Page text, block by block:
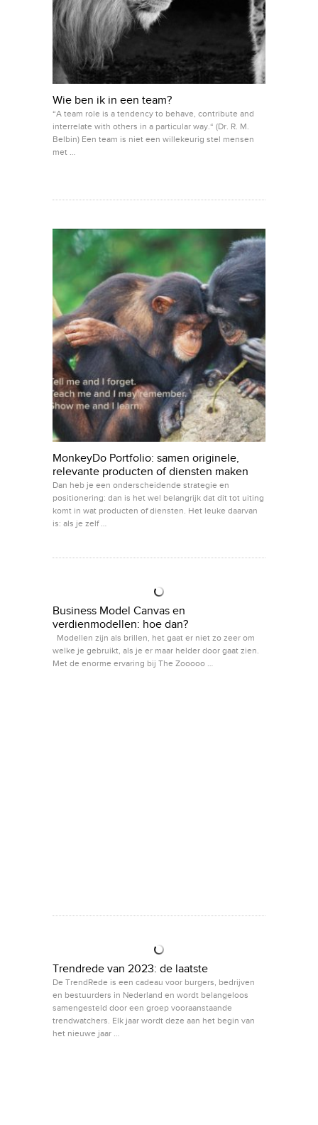
Wie ben ik in een team?
“A team role is a tendency to behave, contribute and
interrelate with others in a particular way.“ (Dr. R. M.
Belbin) Een team is niet een willekeurig stel mensen
met …
MonkeyDo Portfolio: samen originele,
relevante producten of diensten maken
Dan heb je een onderscheidende strategie en
positionering: dan is het wel belangrijk dat dit tot uiting
komt in wat producten of diensten. Het leuke daarvan
is: als je zelf …
Business Model Canvas en
verdienmodellen: hoe dan?
Modellen zijn als brillen, het gaat er niet zo zeer om
welke je gebruikt, als je er maar helder door gaat zien.
Met de enorme ervaring bij The Zooooo …
Trendrede van 2023: de laatste
De TrendRede is een cadeau voor burgers, bedrijven
en bestuurders in Nederland en wordt belangeloos
samengesteld door een groep vooraanstaande
trendwatchers. Elk jaar wordt deze aan het begin van
het nieuwe jaar …